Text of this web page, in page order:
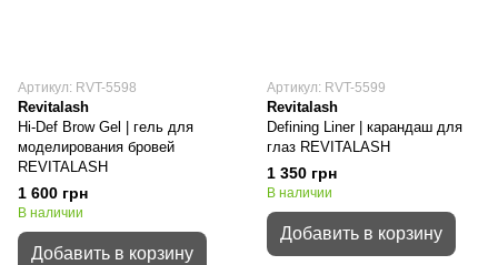
Артикул: RVT-5598
Revitalash
Hi-Def Brow Gel | гель для
моделирования бровей
REVITALASH
1 600 грн
В наличии
Добавить в корзину
Артикул: RVT-5599
Revitalash
Defining Liner | карандаш для
глаз REVITALASH
1 350 грн
В наличии
Добавить в корзину